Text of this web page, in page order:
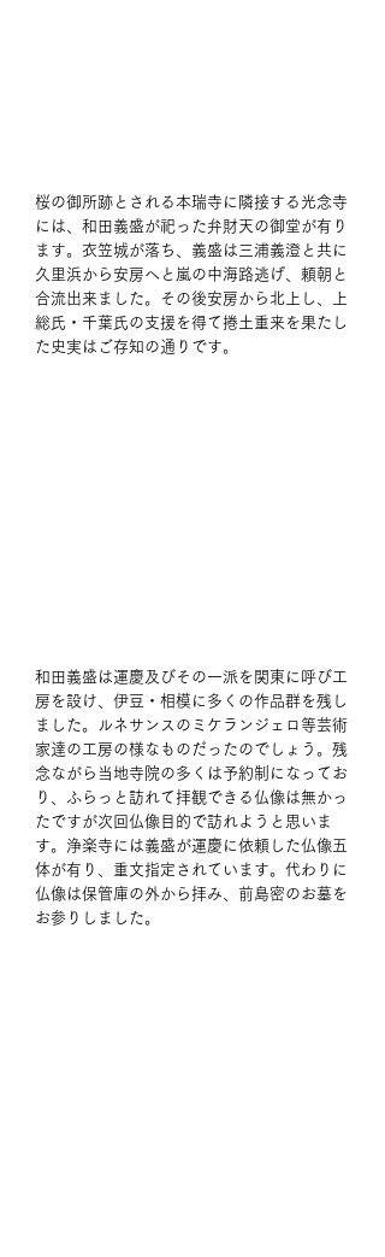
桜の御所跡とされる本瑞寺に隣接する光念寺
には、和田義盛が祀った弁財天の御堂が有り
ます。衣笠城が落ち、義盛は三浦義澄と共に
久里浜から安房へと嵐の中海路逃げ、頼朝と
合流出来ました。その後安房から北上し、上
総氏・千葉氏の支援を得て捲土重来を果たし
た史実はご存知の通りです。
和田義盛は運慶及びその一派を関東に呼び工
房を設け、伊豆・相模に多くの作品群を残し
ました。ルネサンスのミケランジェロ等芸術
家達の工房の様なものだったのでしょう。残
念ながら当地寺院の多くは予約制になってお
り、ふらっと訪れて拝観できる仏像は無かっ
たですが次回仏像目的で訪れようと思いま
す。浄楽寺には義盛が運慶に依頼した仏像五
体が有り、重文指定されています。代わりに
仏像は保管庫の外から拝み、前島密のお墓を
お参りしました。